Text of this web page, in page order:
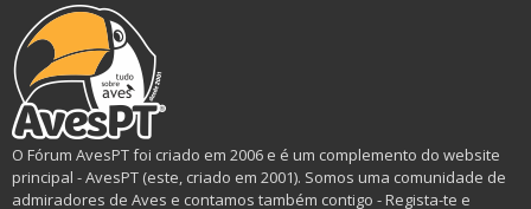
O Fórum AvesPT foi criado em 2006 e é um complemento do website
principal - AvesPT (este, criado em 2001). Somos uma comunidade de
admiradores de Aves e contamos também contigo - Regista-te e